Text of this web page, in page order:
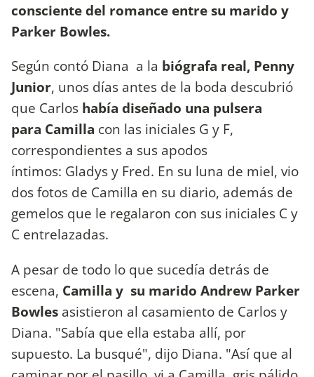
consciente del romance entre su marido y
Parker Bowles.
Según contó Diana a la biógrafa real, Penny
Junior, unos días antes de la boda descubrió
que Carlos había diseñado una pulsera
para Camilla con las iniciales G y F,
correspondientes a sus apodos
íntimos: Gladys y Fred. En su luna de miel, vio
dos fotos de Camilla en su diario, además de
gemelos que le regalaron con sus iniciales C y
C entrelazadas.
A pesar de todo lo que sucedía detrás de
escena, Camilla y su marido Andrew Parker
Bowles asistieron al casamiento de Carlos y
Diana. "Sabía que ella estaba allí, por
supuesto. La busqué", dijo Diana. "Así que al